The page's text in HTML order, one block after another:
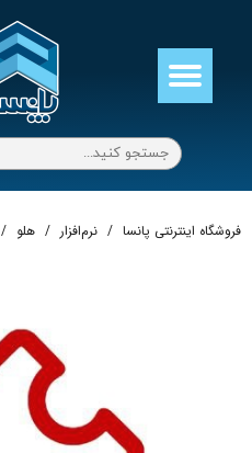
حساب کاربری من
تغییر گذر واژه
سفارشات
خروج از حساب کاربری
فروشگاه اینترنتی پانسا نرم‌افزار هلو